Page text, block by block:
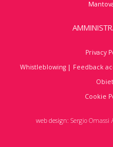
Privacy
Whistleblowing | Feedback
Cookie
web design: Sergio Omassi